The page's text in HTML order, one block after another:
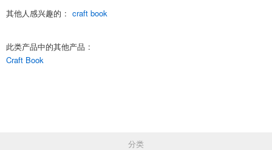
其他人感兴趣的 : craft book
此类产品中的其他产品 :
Craft Book
分类